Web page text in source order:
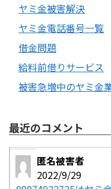
ヤミ金被害解決
ヤミ金電話番号一覧
借金問題
給料前借りサービス
被害急増中のヤミ金
最近のコメント
匿名被害者
2022/9/29